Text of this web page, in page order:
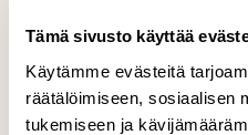
Tämä sivusto käyttää
Käytämme evästeitä
räätälöimiseen, sosiaalisen
tukemiseen ja